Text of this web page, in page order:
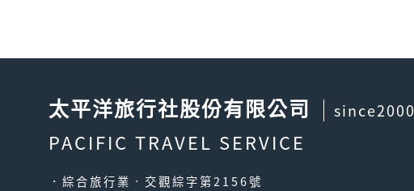
太平洋旅行社股份有限公司 since2000
PACIFIC TRAVEL SERVICE
．綜合旅行業‧交觀綜字第2156號